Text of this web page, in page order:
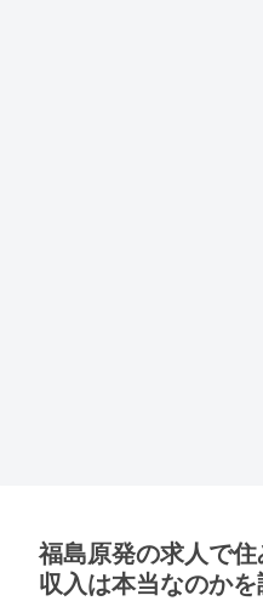
福島原発の求人で
収入は本当なのかを